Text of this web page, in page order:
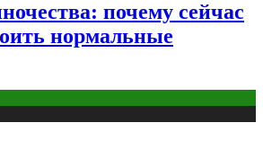
почему сейчас
нормальные